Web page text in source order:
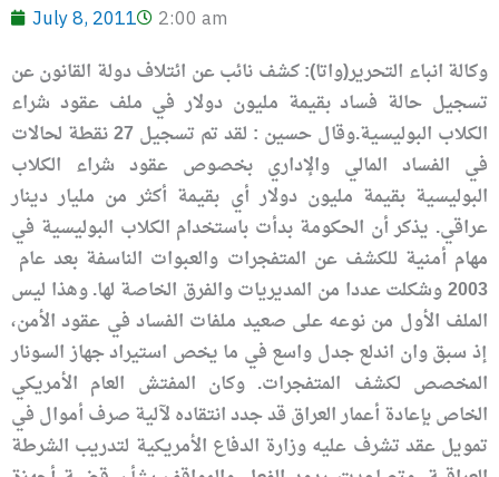
July 8, 2011 2:00 am
وكالة انباء التحرير(واتا): كشف نائب عن ائتلاف دولة القانون عن
تسجيل حالة فساد بقيمة مليون دولار في ملف عقود شراء
الكلاب البوليسية.وقال حسين : لقد تم تسجيل 27 نقطة لحالات
في الفساد المالي والإداري بخصوص عقود شراء الكلاب
البوليسية بقيمة مليون دولار أي بقيمة أكثر من مليار دينار
عراقي. يذكر أن الحكومة بدأت باستخدام الكلاب البوليسية في
مهام أمنية للكشف عن المتفجرات والعبوات الناسفة بعد عام
2003 وشكلت عددا من المديريات والفرق الخاصة لها. وهذا ليس
الملف الأول من نوعه على صعيد ملفات الفساد في عقود الأمن،
إذ سبق وان اندلع جدل واسع في ما يخص استيراد جهاز السونار
المخصص لكشف المتفجرات. وكان المفتش العام الأمريكي
الخاص بإعادة أعمار العراق قد جدد انتقاده لآلية صرف أموال في
تمويل عقد تشرف عليه وزارة الدفاع الأمريكية لتدريب الشرطة